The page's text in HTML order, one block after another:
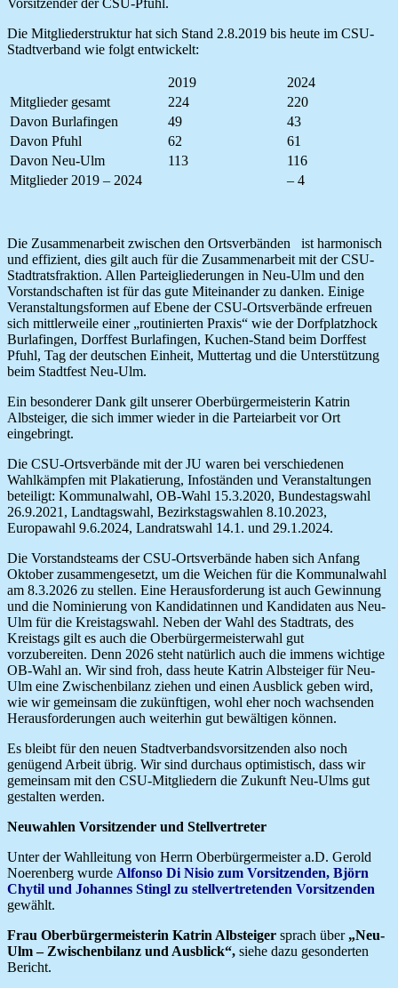
Die Mitgliederstruktur hat sich Stand 2.8.2019 bis heute im CSU-
Stadtverband wie folgt entwickelt:
2019
2024
Mitglieder gesamt
224
220
Davon Burlafingen
49
43
Davon Pfuhl
62
61
Davon Neu-Ulm
113
116
Mitglieder 2019 – 2024
– 4
Die Zusammenarbeit zwischen den Ortsverbänden ist harmonisch
und effizient, dies gilt auch für die Zusammenarbeit mit der CSU-
Stadtratsfraktion. Allen Parteigliederungen in Neu-Ulm und den
Vorstandschaften ist für das gute Miteinander zu danken. Einige
Veranstaltungsformen auf Ebene der CSU-Ortsverbände erfreuen
sich mittlerweile einer „routinierten Praxis“ wie der Dorfplatzhock
Burlafingen, Dorffest Burlafingen, Kuchen-Stand beim Dorffest
Pfuhl, Tag der deutschen Einheit, Muttertag und die Unterstützung
beim Stadtfest Neu-Ulm.
Ein besonderer Dank gilt unserer Oberbürgermeisterin Katrin
Albsteiger, die sich immer wieder in die Parteiarbeit vor Ort
eingebringt.
Die CSU-Ortsverbände mit der JU waren bei verschiedenen
Wahlkämpfen mit Plakatierung, Infoständen und Veranstaltungen
beteiligt: Kommunalwahl, OB-Wahl 15.3.2020, Bundestagswahl
26.9.2021, Landtagswahl, Bezirkstagswahlen 8.10.2023,
Europawahl 9.6.2024, Landratswahl 14.1. und 29.1.2024.
Die Vorstandsteams der CSU-Ortsverbände haben sich Anfang
Oktober zusammengesetzt, um die Weichen für die Kommunalwahl
am 8.3.2026 zu stellen. Eine Herausforderung ist auch Gewinnung
und die Nominierung von Kandidatinnen und Kandidaten aus Neu-
Ulm für die Kreistagswahl. Neben der Wahl des Stadtrats, des
Kreistags gilt es auch die Oberbürgermeisterwahl gut
vorzubereiten. Denn 2026 steht natürlich auch die immens wichtige
OB-Wahl an. Wir sind froh, dass heute Katrin Albsteiger für Neu-
Ulm eine Zwischenbilanz ziehen und einen Ausblick geben wird,
wie wir gemeinsam die zukünftigen, wohl eher noch wachsenden
Herausforderungen auch weiterhin gut bewältigen können.
Es bleibt für den neuen Stadtverbandsvorsitzenden also noch
genügend Arbeit übrig. Wir sind durchaus optimistisch, dass wir
gemeinsam mit den CSU-Mitgliedern die Zukunft Neu-Ulms gut
gestalten werden.
Neuwahlen Vorsitzender und Stellvertreter
Unter der Wahlleitung von Herrn Oberbürgermeister a.D. Gerold
Noerenberg wurde Alfonso Di Nisio zum Vorsitzenden, Björn
Chytil und Johannes Stingl zu stellvertretenden Vorsitzenden
gewählt.
Frau Oberbürgermeisterin Katrin Albsteiger sprach über „Neu-
Ulm – Zwischenbilanz und Ausblick“, siehe dazu gesonderten
Bericht.